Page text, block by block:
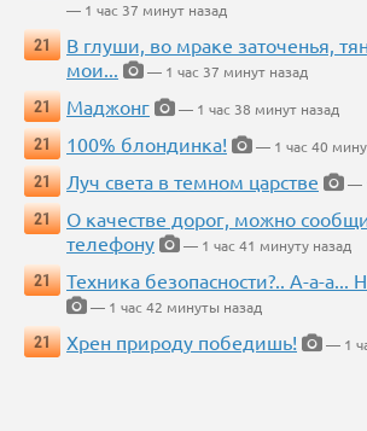
— 1 час 37 минут назад
21
В глуши, во мраке заточенья,
мои...
— 1 час 37 минут назад
21
Маджонг
— 1 час 38 минут назад
21
100% блондинка!
— 1 час 40
21
Луч света в темном царстве
—
21
О качестве дорог, можно
телефону
— 1 час 41 минуту назад
21
Техника безопасности?.. А-а-а...
— 1 час 42 минуты назад
21
Хрен природу победишь! — 1